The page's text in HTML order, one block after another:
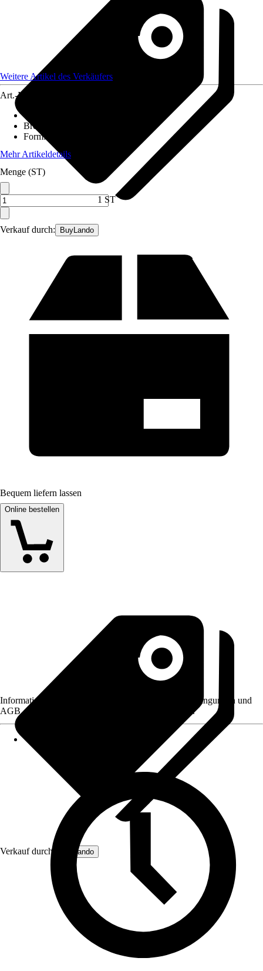
Verkauf durch: BuyLando
Weitere Artikel des Verkäufers
Art.-Nr.
Gewicht
Breite
Form:
Mehr Artikeldetails
Menge (ST)
1 ST
Bequem liefern lassen
Online bestellen
Verkauf durch: BuyLando
Informationen des Verkäufers, wie z. B. Rückgabebedingungen und
AGB, finden Sie bei Klick auf den Verkäufernamen.